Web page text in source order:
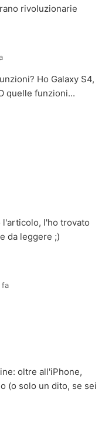
rivoluzionarie
Ho Galaxy S4,
quelle funzioni...
l'articolo, l'ho trovato
da leggere ;)
fa
oltre all'iPhone,
(o solo un dito, se sei